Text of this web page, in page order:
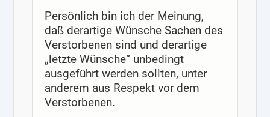
Persönlich bin ich der Meinung,
daß derartige Wünsche Sachen des
Verstorbenen sind und derartige
„letzte Wünsche“ unbedingt
ausgeführt werden sollten, unter
anderem aus Respekt vor dem
Verstorbenen.